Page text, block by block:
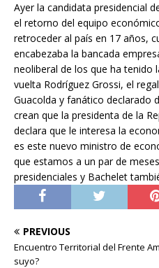
Ayer la candidata presidencial
el retorno del equipo
retroceder al país en 17 años,
encabezaba la bancada
neoliberal de los que ha tenido
vuelta Rodríguez Grossi, el
Guacolda y fanático declarado
crean que la presidenta de la
declara que le interesa la
es este nuevo ministro de
que estamos a un par de
presidenciales y Bachelet
PREVIOUS
Encuentro Territorial del Frente
suyo?